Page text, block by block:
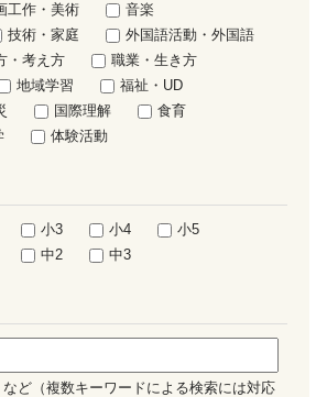
工作・美術
音楽
技術・家庭
外国語活動・外国語
・考え方
職業・生き方
地域学習
福祉・UD
国際理解
食育
体験活動
小3 小4
小5
中2 中3
ど（複数キーワードによる検索には対応